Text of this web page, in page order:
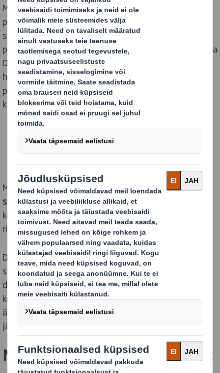
Maailm on muutumas. Kui mõtleme toodete ja
pakendite disainimise viisist senisest erinevalt, siis
saame tulevikku tõeliselt mõjutada. Paberipõhine
pakendilahendus on oma olemuselt tsirkulaarne ja kuna
DS Smith on keskendunud innovatsioonile, siis oleme
heas positsioonis jäätmevaba pakendi disainimiseks,
plasti asendamiseks ja ringmajandusele ülemineku
kiirendamisele kaasa aitamiseks.
Me oleme töötanudEllen MacArthur Foundationi
strateegilise partnerinaväljaringdisaini põhimõtted
kohandades Ellen MacArthur Foundationi
ringmajanduse mudeli pakendilahendustele sobivaks.
Disain on ringmajanduse võtmeelement. DS Smith
suudab avaldada tõelist mõju oma rohkem kui 700
disainerist koosneva võrgustiku ja innovatsioonile
keskendumisega, seades jätkusuutlikkuse oma
ärimudeli keskmesse ja pakkudes oma klientidele
jätkusuutlikumaid pakendilahendusi.
Meie ringdisaini põhimõtted on: